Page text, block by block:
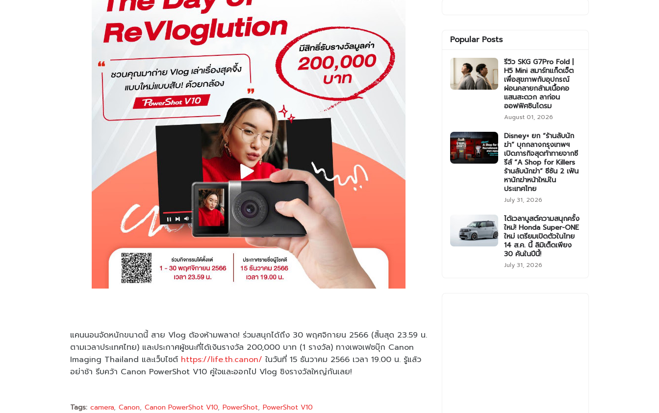
แคนนอนจัดหนักขนาดนี้ สาย Vlog ต้องห้ามพลาด! ร่วมสนุกได้ถึง 30 พฤศจิกายน 2566 (สิ้นสุด 23.59 น.
ตามเวลาประเทศไทย) และประกาศผู้ชนะที่ได้เงินรางวัล 200,000 บาท (1 รางวัล) ทางเพจเฟซบุ๊ก Canon
Imaging Thailand และเว็บไซต์ https://life.th.canon/ ในวันที่ 15 ธันวาคม 2566 เวลา 19.00 น. รู้แล้ว
อย่าช้า รีบคว้า Canon PowerShot V10 คู่ใจและออกไป Vlog ชิงรางวัลใหญ่กันเลย!
Tags: camera Canon Canon PowerShot V10 PowerShot PowerShot V10
Popular Posts
รีวิว SKG G7Pro Fold |
H5 Mini สมาร์ทแก็ดเจ็ต
เพื่อสุขภาพกับอุปกรณ์
ผ่อนคลายกล้ามเนื้อคอ
แสนสะดวก ลาก่อน
ออฟฟิศซินโดรม
August 01, 2026
Disney+ ยก “ร้านลับนัก
ฆ่า” บุกกลางกรุงเทพฯ
เปิดภารกิจสุดท้าทายจากซี
รีส์ “A Shop for Killers
ร้านลับนักฆ่า” ซีซัน 2 เฟ้น
หานักฆ่าหน้าใหม่ใน
ประเทศไทย
July 31, 2026
ได้เวลาบูสต์ความสนุกครั้ง
ใหม่! Honda Super-ONE
ใหม่ เตรียมเปิดตัวในไทย
14 ส.ค. นี้ ลิมิเต็ดเพียง
30 คันในปีนี้!
July 31, 2026